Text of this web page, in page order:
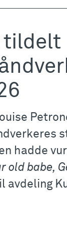
tildelt
hadde
old babe,
avdeling